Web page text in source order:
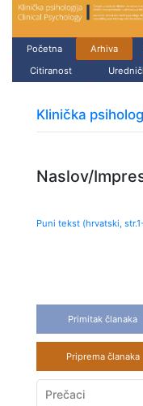
Početna
Arhiva
Citiranost
Klinička
Naslov/
Puni tekst (hrvatski, str.1
Primitak članaka
Priprema članaka
Prečaci